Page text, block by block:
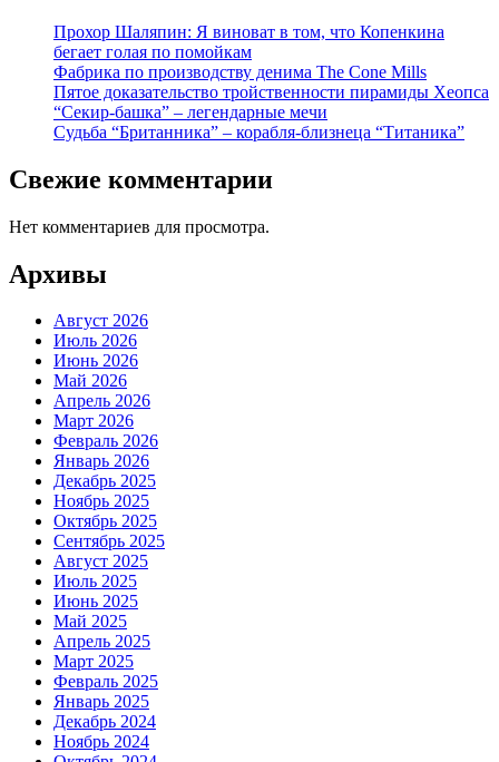
Прохор Шаляпин: Я виноват в том, что Копенкина
бегает голая по помойкам
Фабрика по производству денима The Cone Mills
Пятое доказательство тройственности пирамиды Хеопса
“Секир-башка” – легендарные мечи
Судьба “Британника” – корабля-близнеца “Титаника”
Свежие комментарии
Нет комментариев для просмотра.
Архивы
Август 2026
Июль 2026
Июнь 2026
Май 2026
Апрель 2026
Март 2026
Февраль 2026
Январь 2026
Декабрь 2025
Ноябрь 2025
Октябрь 2025
Сентябрь 2025
Август 2025
Июль 2025
Июнь 2025
Май 2025
Апрель 2025
Март 2025
Февраль 2025
Январь 2025
Декабрь 2024
Ноябрь 2024